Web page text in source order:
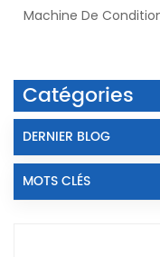
Machine De
Catégories
DERNIER BLOG
MOTS CLÉS